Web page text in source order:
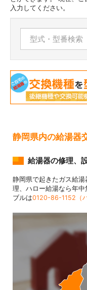
入力してください。
静岡県内の給湯器
給湯器の修理、
静岡県で起きたガス給
理、ハロー給湯なら年
ブルは0120-86-1152（